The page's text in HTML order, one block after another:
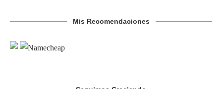
Mis Recomendaciones